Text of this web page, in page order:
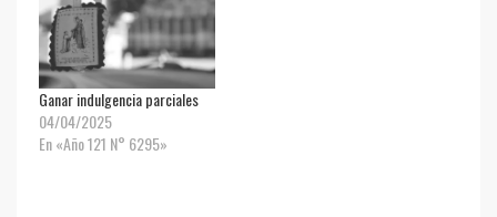
Ganar indulgencia parciales
04/04/2025
En «Año 121 N° 6295»